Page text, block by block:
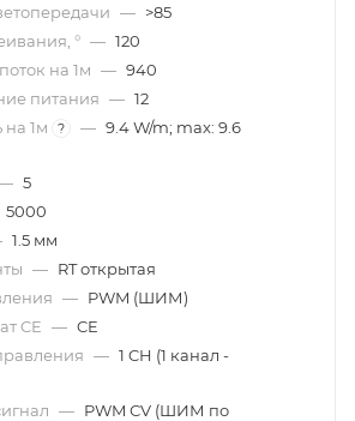
— >85
° — 120
на 1м — 940
питания — 12
1м
? — 9.4 W/m; max: 9.6
5
5000
1.5 мм
— RT открытая
— PWM (ШИМ)
CE — CE
— 1 CH (1 канал -
— PWM СV (ШИМ по